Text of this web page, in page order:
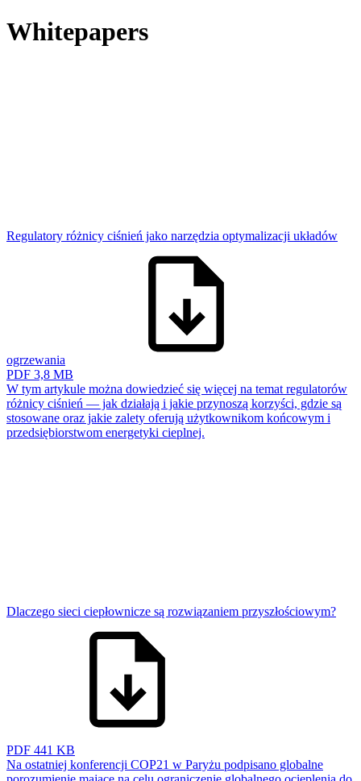
Whitepapers
Regulatory różnicy ciśnień jako narzędzia optymalizacji układów
ogrzewania
PDF 3,8 MB
W tym artykule można dowiedzieć się więcej na temat regulatorów
różnicy ciśnień — jak działają i jakie przynoszą korzyści, gdzie są
stosowane oraz jakie zalety oferują użytkownikom końcowym i
przedsiębiorstwom energetyki cieplnej.
Dlaczego sieci ciepłownicze są rozwiązaniem przyszłościowym?
PDF 441 KB
Na ostatniej konferencji COP21 w Paryżu podpisano globalne